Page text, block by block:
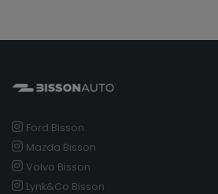
Ford Bisson
Mazda Bisson
Volvo Bisson
Lynk&Co Bisson